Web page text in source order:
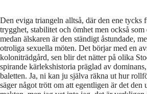
Den eviga triangeln alltså, där den ene tycks
trygghet, stabilitet och ömhet men också
medan älskaren är den ständigt åstundade,
otroliga sexuella möten. Det börjar med en
koloniträdgård, sen blir det nätter på olika
spirande kärlekshistoria präglad av
baletten. Ja, ni kan ju själva räkna ut hur
säger något trött om att egentligen är det den